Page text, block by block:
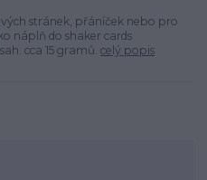
stránek, přáníček nebo pro
náplň do shaker cards
cca 15 gramů. celý popis